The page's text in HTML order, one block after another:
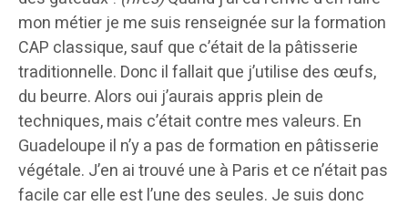
mon métier je me suis renseignée sur la formation
CAP classique, sauf que c’était de la pâtisserie
traditionnelle. Donc il fallait que j’utilise des œufs,
du beurre. Alors oui j’aurais appris plein de
techniques, mais c’était contre mes valeurs. En
Guadeloupe il n’y a pas de formation en pâtisserie
végétale. J’en ai trouvé une à Paris et ce n’était pas
facile car elle est l’une des seules. Je suis donc